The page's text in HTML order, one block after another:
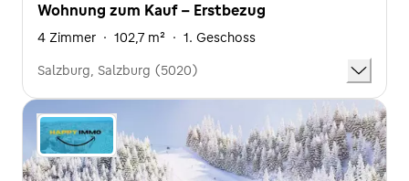
Wohnung zum Kauf - Erstbezug
4 Zimmer · 102,7 m² · 1. Geschoss
Salzburg, Salzburg (5020)